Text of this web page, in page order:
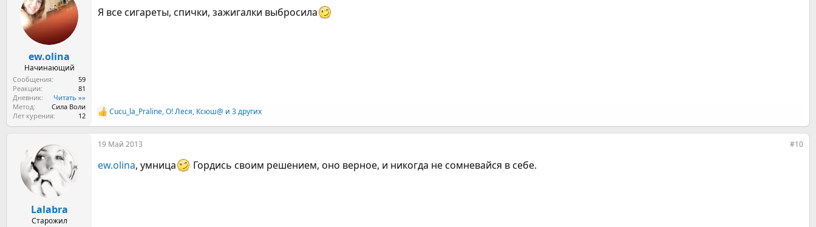
и
ew.olina
Начинающий
Сообщения
59
Реакции
81
Дневник
Читать »»
Метод
Сила Воли
Лет курения
12
Я все сигареты, спички, зажигалки выбросила
Р
е
а
к
и
Cucu_la_Praline,О! Леся, Ксюш@ и 3 других
Lalabra
Старожил
19 Май 2013 #10
ew.olina, умница Гордись своим решением, оно верное, и никогда не сомневайся в себе.